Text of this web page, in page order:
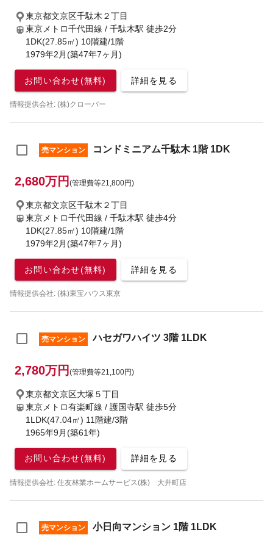
東京都文京区千駄木２丁目
東京メトロ千代田線 / 千駄木駅 徒歩2分
1DK(27.85㎡) 10階建/1階
1979年2月(築47年7ヶ月)
お問い合わせ(無料) 詳細を見る
情報提供会社: (株)クローバー
売マンション コンドミニアム千駄木 1階 1DK
2,680万円 (管理費等21,800円)
東京都文京区千駄木２丁目
東京メトロ千代田線 / 千駄木駅 徒歩4分
1DK(27.85㎡) 10階建/1階
1979年2月(築47年7ヶ月)
お問い合わせ(無料) 詳細を見る
情報提供会社: (株)東宝ハウス東京
売マンション ハセガワハイツ 3階 1LDK
2,780万円 (管理費等21,100円)
東京都文京区大塚５丁目
東京メトロ有楽町線 / 護国寺駅 徒歩5分
1LDK(47.04㎡) 11階建/3階
1965年9月(築61年)
お問い合わせ(無料) 詳細を見る
情報提供会社: 住友林業ホームサービス(株) 大井町店
売マンション 小日向マンション 1階 1LDK